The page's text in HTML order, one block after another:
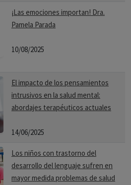
¡Las emociones importan! Dra.
Pamela Parada
10/08/2025
El impacto de los pensamientos
intrusivos en la salud mental:
abordajes terapéuticos actuales
14/06/2025
Los niños con trastorno del
desarrollo del lenguaje sufren en
mayor medida problemas de salud